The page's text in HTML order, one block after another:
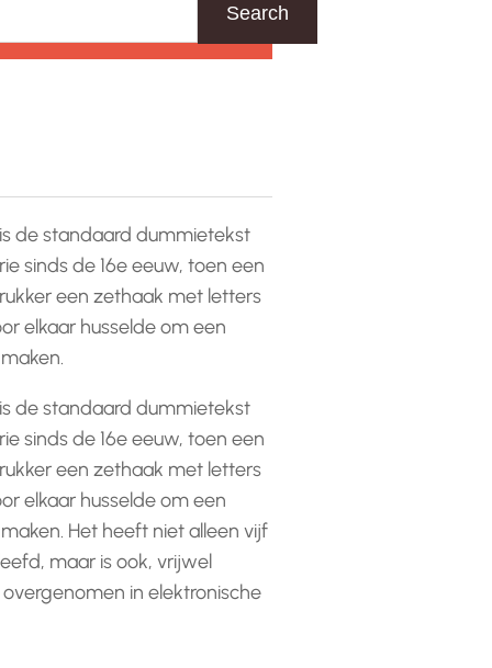
Search
de standaard dummietekst
sinds de 16e eeuw, toen een
een zethaak met letters
elkaar husselde om een
de standaard dummietekst
sinds de 16e eeuw, toen een
een zethaak met letters
elkaar husselde om een
Het heeft niet alleen vijf
maar is ook, vrijwel
in elektronische